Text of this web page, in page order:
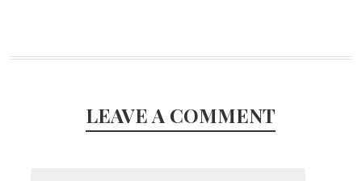
LEAVE A COMMENT